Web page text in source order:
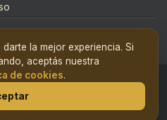
la mejor experiencia. Si
aceptás nuestra
de cookies.